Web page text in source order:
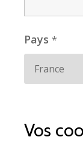
Pays *
Vos